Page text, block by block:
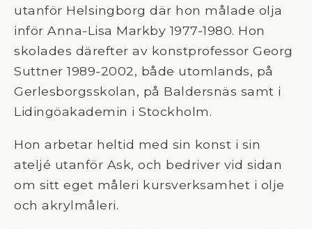
utanför Helsingborg där hon målade olja
inför Anna-Lisa Markby 1977-1980. Hon
skolades därefter av konstprofessor Georg
Suttner 1989-2002, både utomlands, på
Gerlesborgsskolan, på Baldersnäs samt i
Lidingöakademin i Stockholm.
Hon arbetar heltid med sin konst i sin
ateljé utanför Ask, och bedriver vid sidan
om sitt eget måleri kursverksamhet i olje
och akrylmåleri.